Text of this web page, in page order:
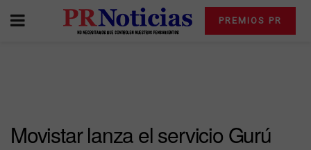
PREMIOS PR
Movistar lanza el servicio Gurú